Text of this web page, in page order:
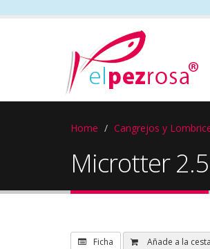
Home Cangrejos y
Microtter 2.5
Ficha Añade a la cesta